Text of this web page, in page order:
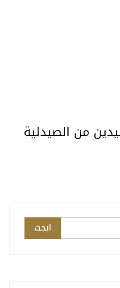
من الصيدلية